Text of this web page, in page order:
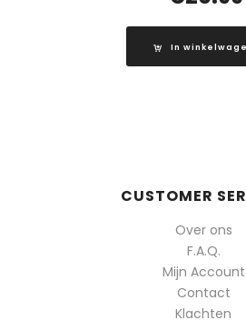
In
CUSTOMER
Over ons
F.A.Q.
Mijn Account
Contact
Klachten